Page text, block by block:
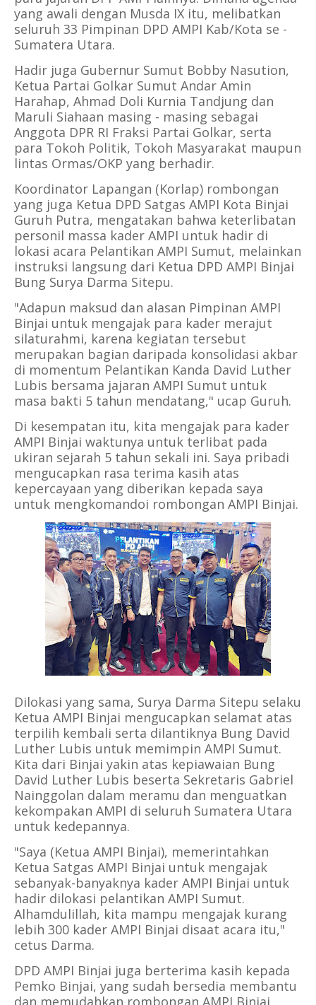
yang awali dengan Musda IX itu, melibatkan
seluruh 33 Pimpinan DPD AMPI Kab/Kota se -
Sumatera Utara.
Hadir juga Gubernur Sumut Bobby Nasution,
Ketua Partai Golkar Sumut Andar Amin
Harahap, Ahmad Doli Kurnia Tandjung dan
Maruli Siahaan masing - masing sebagai
Anggota DPR RI Fraksi Partai Golkar, serta
para Tokoh Politik, Tokoh Masyarakat maupun
lintas Ormas/OKP yang berhadir.
Koordinator Lapangan (Korlap) rombongan
yang juga Ketua DPD Satgas AMPI Kota Binjai
Guruh Putra, mengatakan bahwa keterlibatan
personil massa kader AMPI untuk hadir di
lokasi acara Pelantikan AMPI Sumut, melainkan
instruksi langsung dari Ketua DPD AMPI Binjai
Bung Surya Darma Sitepu.
"Adapun maksud dan alasan Pimpinan AMPI
Binjai untuk mengajak para kader merajut
silaturahmi, karena kegiatan tersebut
merupakan bagian daripada konsolidasi akbar
di momentum Pelantikan Kanda David Luther
Lubis bersama jajaran AMPI Sumut untuk
masa bakti 5 tahun mendatang," ucap Guruh.
Di kesempatan itu, kita mengajak para kader
AMPI Binjai waktunya untuk terlibat pada
ukiran sejarah 5 tahun sekali ini. Saya pribadi
mengucapkan rasa terima kasih atas
kepercayaan yang diberikan kepada saya
untuk mengkomandoi rombongan AMPI Binjai.
Dilokasi yang sama, Surya Darma Sitepu selaku
Ketua AMPI Binjai mengucapkan selamat atas
terpilih kembali serta dilantiknya Bung David
Luther Lubis untuk memimpin AMPI Sumut.
Kita dari Binjai yakin atas kepiawaian Bung
David Luther Lubis beserta Sekretaris Gabriel
Nainggolan dalam meramu dan menguatkan
kekompakan AMPI di seluruh Sumatera Utara
untuk kedepannya.
"Saya (Ketua AMPI Binjai), memerintahkan
Ketua Satgas AMPI Binjai untuk mengajak
sebanyak-banyaknya kader AMPI Binjai untuk
hadir dilokasi pelantikan AMPI Sumut.
Alhamdulillah, kita mampu mengajak kurang
lebih 300 kader AMPI Binjai disaat acara itu,"
cetus Darma.
DPD AMPI Binjai juga berterima kasih kepada
Pemko Binjai, yang sudah bersedia membantu
dan memudahkan rombongan AMPI Binjai